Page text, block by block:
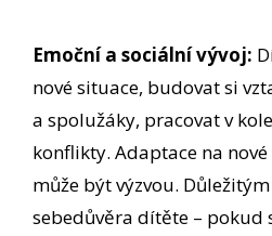
Emoční a sociální vývoj:
nové situace, budovat si
a spolužáky, pracovat v
konflikty. Adaptace na
může být výzvou.
sebedůvěra dítěte – pokud